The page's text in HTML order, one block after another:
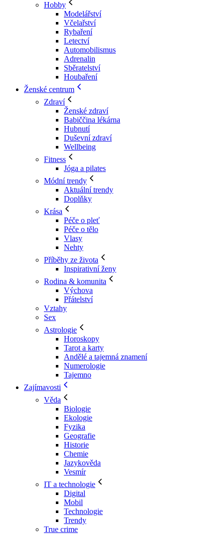
Hobby
Modelářství
Včelařství
Rybaření
Letectví
Automobilismus
Adrenalin
Sběratelství
Houbaření
Ženské centrum
Zdraví
Ženské zdraví
Babiččina lékárna
Hubnutí
Duševní zdraví
Wellbeing
Fitness
Jóga a pilates
Módní trendy
Aktuální trendy
Doplňky
Krása
Péče o pleť
Péče o tělo
Vlasy
Nehty
Příběhy ze života
Inspirativní ženy
Rodina & komunita
Výchova
Přátelství
Vztahy
Sex
Astrologie
Horoskopy
Tarot a karty
Andělé a tajemná znamení
Numerologie
Tajemno
Zajímavosti
Věda
Biologie
Ekologie
Fyzika
Geografie
Historie
Chemie
Jazykověda
Vesmír
IT a technologie
Digital
Mobil
Technologie
Trendy
True crime